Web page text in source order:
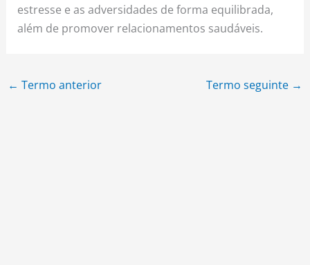
estresse e as adversidades de forma equilibrada,
além de promover relacionamentos saudáveis.
← Termo anterior Termo seguinte →